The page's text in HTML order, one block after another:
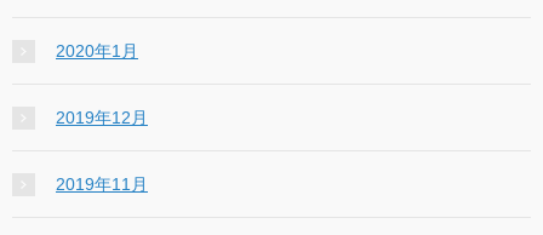
2020年1月
2019年12月
2019年11月